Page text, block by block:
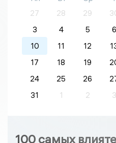
27
28 29
3
4 5 6
10
11 12
17
18 19
24
25 26
31
1 2 3
100 самых